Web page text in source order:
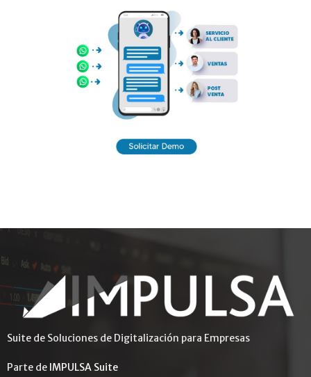
Suite de Soluciones de Digitalización para Empresas
Parte de IMPULSA Suite